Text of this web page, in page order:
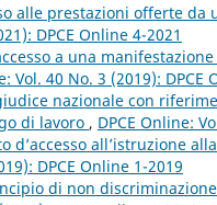
alle prestazioni offerte
DPCE Online 4-2021
a una
Vol. 40 No. 3 (2019): DPCE
nazionale con
di lavoro , DPCE Online:
d’accesso all’istruzione
DPCE Online 1-2019
di non